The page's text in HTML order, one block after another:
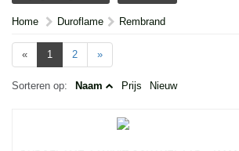
Home Duroflame Rembrand
« 1 2 »
Sorteren op: Naam Prijs Nieuw